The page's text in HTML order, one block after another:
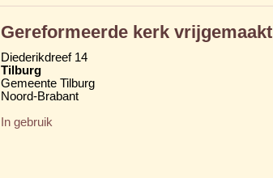
Gereformeerde kerk vrijgemaakt
Diederikdreef 14
Tilburg
Gemeente Tilburg
Noord-Brabant
In gebruik